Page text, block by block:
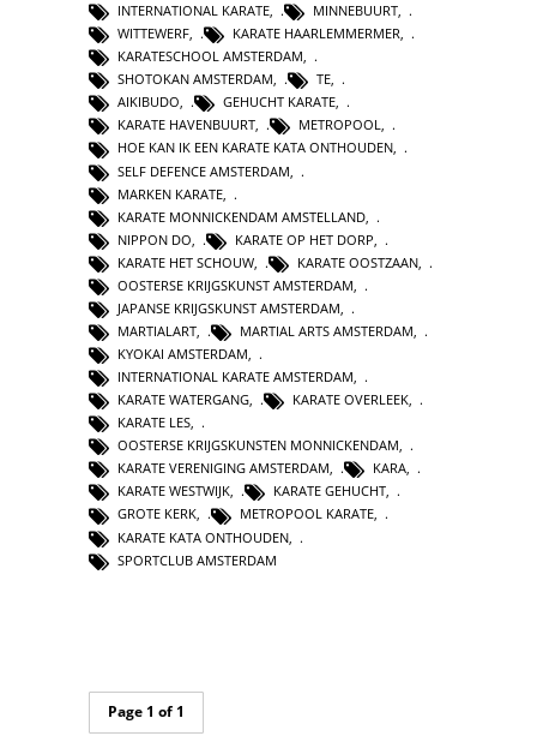
INTERNATIONAL KARATE, MINNEBUURT,
WITTEWERF, KARATE HAARLEMMERMER,
KARATESCHOOL AMSTERDAM,
SHOTOKAN AMSTERDAM, TE,
AIKIBUDO, GEHUCHT KARATE,
KARATE HAVENBUURT, METROPOOL,
HOE KAN IK EEN KARATE KATA ONTHOUDEN,
SELF DEFENCE AMSTERDAM
MARKEN KARATE
KARATE MONNICKENDAM AMSTELLAND
NIPPON DO
KARATE OP HET DORP
KARATE HET SCHOUW
KARATE OOSTZAAN
OOSTERSE KRIJGSKUNST AMSTERDAM
JAPANSE KRIJGSKUNST AMSTERDAM
MARTIALART
MARTIAL ARTS AMSTERDAM
KYOKAI AMSTERDAM,
INTERNATIONAL KARATE AMSTERDAM,
KARATE WATERGANG, KARATE OVERLEEK,
KARATE LES,
OOSTERSE KRIJGSKUNSTEN MONNICKENDAM,
KARATE VERENIGING AMSTERDAM, KARA,
KARATE WESTWIJK, KARATE GEHUCHT,
GROTE KERK, METROPOOL KARATE,
KARATE KATA ONTHOUDEN
SPORTCLUB AMSTERDAM
Page 1 of 1